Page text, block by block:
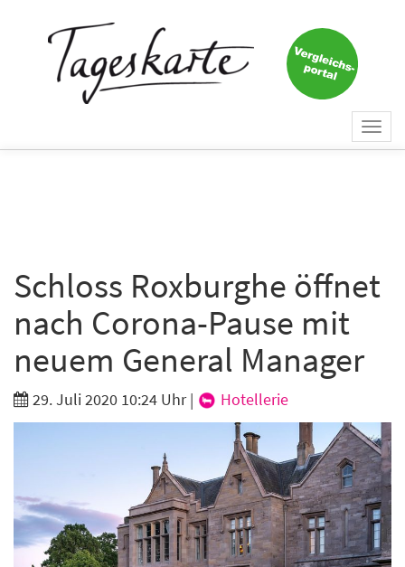
Schloss Roxburghe öffnet
nach Corona-Pause mit
neuem General Manager
29. Juli 2020 10:24 Uhr| Hotellerie
Keine Nachricht mehr
verpassen!
E-Mail*
Branche
Ich möchte folgende Newsletter erhalten
Tageskarte-Newsletter (gegen 8.30 Uhr)
Ich habe die Datenschutzerklärungzur Kenntnis